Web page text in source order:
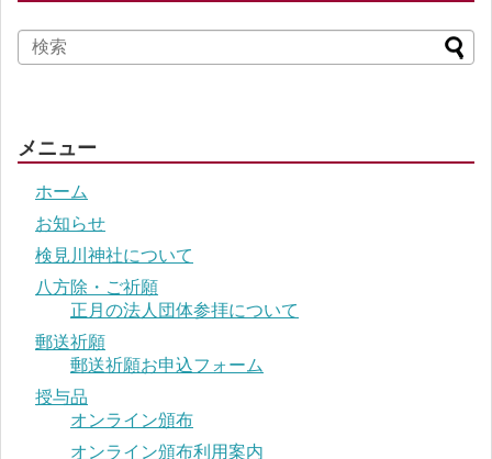
メニュー
ホーム
お知らせ
検見川神社について
八方除・ご祈願
正月の法人団体参拝について
郵送祈願
郵送祈願お申込フォーム
授与品
オンライン頒布
オンライン頒布利用案内